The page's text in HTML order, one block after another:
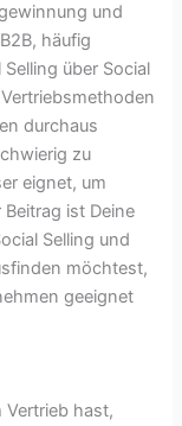
und
häufig
über Social
durchaus
zu
eignet, um
ist Deine
Selling und
möchtest,
geeignet
hast,